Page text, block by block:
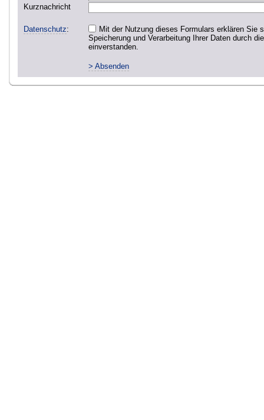
Kurznachricht
Datenschutz:
Mit der Nutzung dieses Formulars erklären Sie
Speicherung und Verarbeitung Ihrer Daten durch
einverstanden.
> Absenden